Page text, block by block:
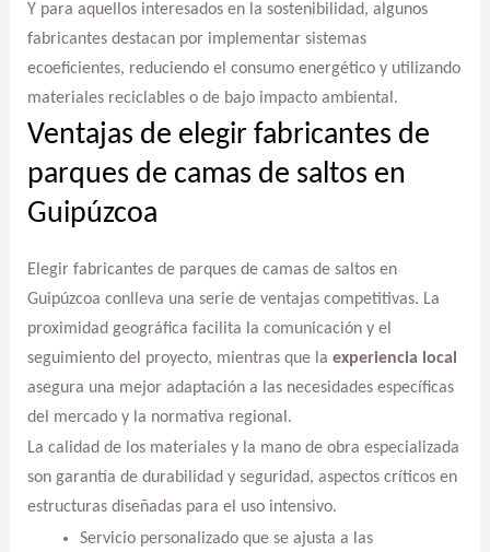
Y para aquellos interesados en la sostenibilidad, algunos
fabricantes destacan por implementar sistemas
ecoeficientes, reduciendo el consumo energético y utilizando
materiales reciclables o de bajo impacto ambiental.
Ventajas de elegir fabricantes de
parques de camas de saltos en
Guipúzcoa
Elegir fabricantes de parques de camas de saltos en
Guipúzcoa conlleva una serie de ventajas competitivas. La
proximidad geográfica facilita la comunicación y el
seguimiento del proyecto, mientras que la experiencia local
asegura una mejor adaptación a las necesidades específicas
del mercado y la normativa regional.
La calidad de los materiales y la mano de obra especializada
son garantía de durabilidad y seguridad, aspectos críticos en
estructuras diseñadas para el uso intensivo.
Servicio personalizado que se ajusta a las